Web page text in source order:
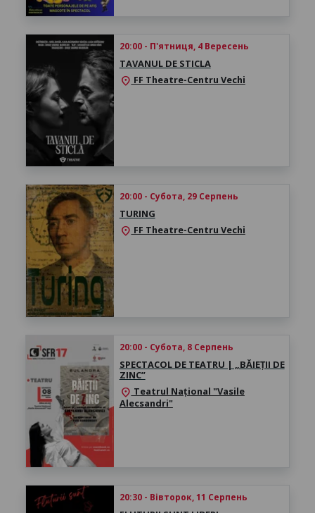
20:00 - П'ятниця, 4 Вересень
TAVANUL DE STICLA
location_on FF Theatre-Centru Vechi
20:00 - Субота, 29 Серпень
TURING
location_on FF Theatre-Centru Vechi
20:00 - Субота, 8 Серпень
SPECTACOL DE TEATRU | „BĂIEȚII DE
ZINC”
location_on Teatrul Național "Vasile
Alecsandri"
20:30 - Вівторок, 11 Серпень